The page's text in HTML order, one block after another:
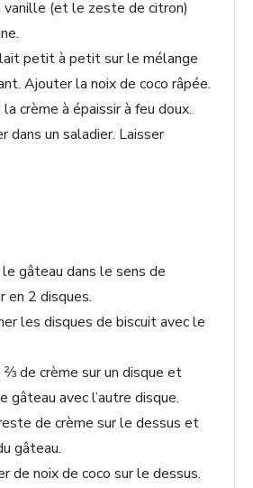
(et le zeste de citron)
petit à petit sur le mélange
Ajouter la noix de coco râpée.
crème à épaissir à feu doux.
dans un saladier. Laisser
gâteau dans le sens de
en 2 disques.
les disques de biscuit avec le
de crème sur un disque et
gâteau avec l’autre disque.
de crème sur le dessus et
gâteau.
de noix de coco sur le dessus.